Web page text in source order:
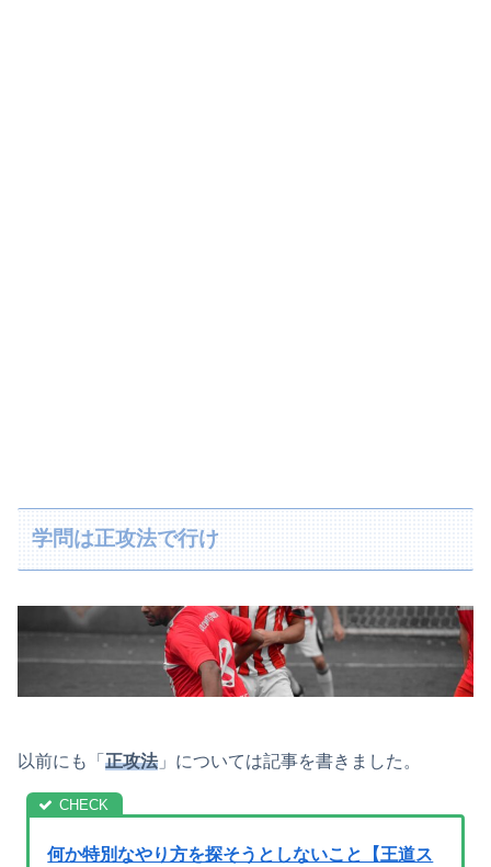
学問は正攻法で行け
以前にも「 正攻法」については記事を書きました。
何か特別なやり方を探そうとしないこと【王道ス